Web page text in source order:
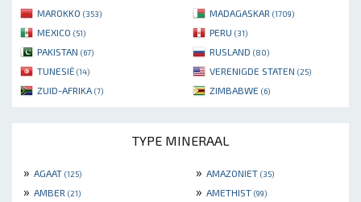
MAROKKO (353) MADAGASKAR (1709)
MEXICO (51) PERU (31)
PAKISTAN (67) RUSLAND (80)
TUNESIË (14) VERENIGDE STATEN (25)
ZUID-AFRIKA (7) ZIMBABWE (6)
TYPE MINERAAL
» AGAAT (125) » AMAZONIET (35)
» AMBER (21) » AMETHIST (99)